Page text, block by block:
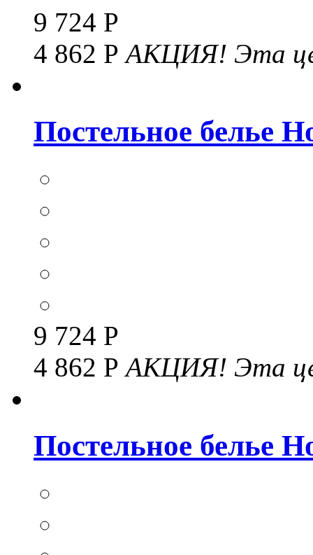
9 724 Р
4 862 Р АКЦИЯ! Эта
Постельное белье
9 724 Р
4 862 РАКЦИЯ! Эта
Постельное белье